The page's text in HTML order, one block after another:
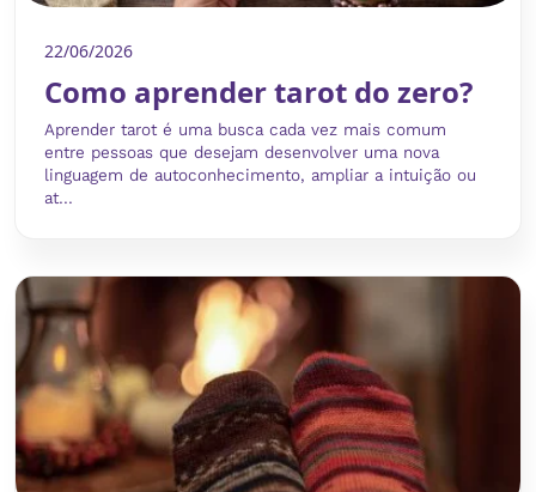
22/06/2026
Como aprender tarot do zero?
Aprender tarot é uma busca cada vez mais comum
entre pessoas que desejam desenvolver uma nova
linguagem de autoconhecimento, ampliar a intuição ou
at...